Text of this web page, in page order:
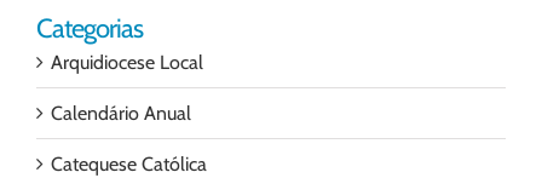
Categorias
Arquidiocese Local
Calendário Anual
Catequese Católica